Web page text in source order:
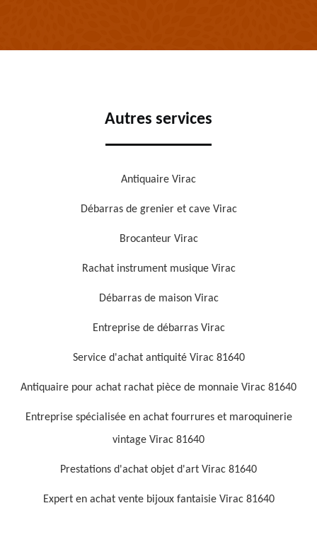
Autres services
Antiquaire Virac
Débarras de grenier et cave Virac
Brocanteur Virac
Rachat instrument musique Virac
Débarras de maison Virac
Entreprise de débarras Virac
Service d'achat antiquité Virac 81640
Antiquaire pour achat rachat pièce de monnaie Virac 81640
Entreprise spécialisée en achat fourrures et maroquinerie
vintage Virac 81640
Prestations d'achat objet d'art Virac 81640
Expert en achat vente bijoux fantaisie Virac 81640